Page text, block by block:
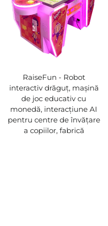
RaiseFun - Robot
interactiv drăguț, mașină
de joc educativ cu
monedă, interacțiune AI
pentru centre de învățare
a copiilor, fabrică